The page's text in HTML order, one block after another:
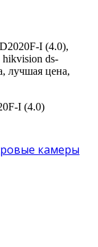
I (4.0),
hikvision ds-
лучшая цена,
I (4.0)
камеры